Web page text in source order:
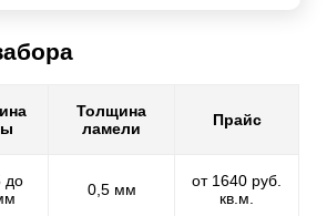
Толщина
ламели
Прайс
до
0,5 мм
от 1640 руб.
кв.м.